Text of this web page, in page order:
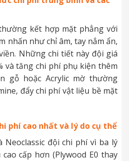
kết hợp mặt phẳng với
nhấn như chỉ âm, tay nắm ẩn,
Những chi tiết này đội giá
và tăng chi phí phụ kiện thêm
gỗ hoặc Acrylic mờ thường
đẩy chi phí vật liệu bề mặt
phí cao nhất và lý do cụ thể
Neoclassic đội chi phí vì ba lý
cấp hơn (Plywood E0 thay